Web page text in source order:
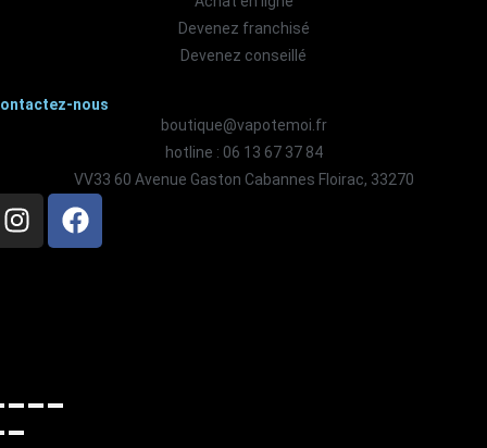
Devenez franchisé
Devenez conseillé
nous
boutique@vapotemoi.fr
hotline : 06 13 67 37 84
VV33 60 Avenue Gaston Cabannes Floirac, 33270